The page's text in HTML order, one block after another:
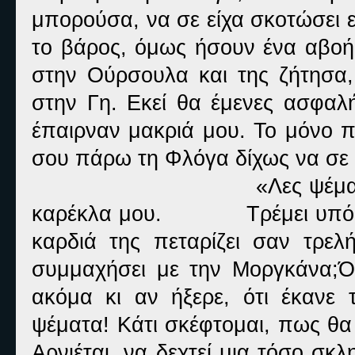
μπορούσα, να σε είχα σκοτώσει
το βάρος, όμως ήσουν ένα
στην Ούρσουλα και της
στην Γη. Εκεί θα έμενες
έπαιρναν μακριά μου. Το μόνο
σου πάρω τη Φλόγα δίχως να
«Λες
καρέκλα μου.
Τρέμει
καρδιά της πεταρίζει σαν
συμμαχήσει με την
ακόμα κι αν ήξερε, ότι
ψέματα! Κάτι σκέφτομαι, πως